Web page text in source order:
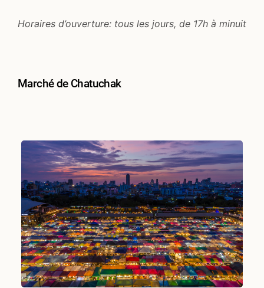
Horaires d’ouverture: tous les jours, de 17h à minuit
Marché de Chatuchak